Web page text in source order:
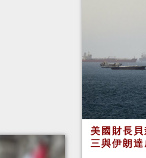
美國財長
三與伊朗